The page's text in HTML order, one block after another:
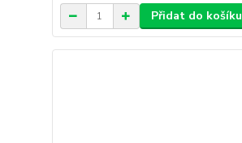
Přidat do košíku